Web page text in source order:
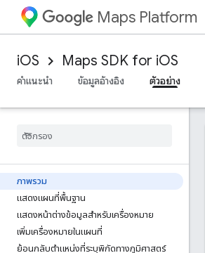
Maps Platform
iOS Maps SDK for iOS
คำแนะนำ
ข้อมูลอ้างอิง ตัวอย่าง
ภาพรวม
แสดงแผนที่พื้นฐาน
แสดงหน้าต่างข้อมูลสำหรับเครื่องหมาย
เพิ่มเครื่องหมายในแผนที่
ย้อนกลับตำแหน่งที่ระบุพิกัดทางภูมิศาสตร์